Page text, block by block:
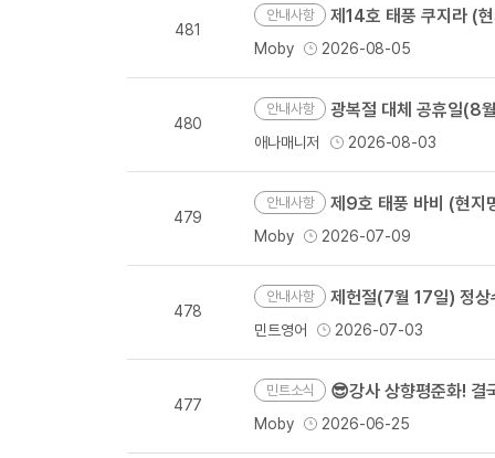
481
안내사항 제14호 태풍 쿠지라 (
Moby 2026-08-05
480
안내사항 광복절 대체 공휴일(8월
애나매니저 2026-08-03
479
안내사항 제9호 태풍 바비 (현
Moby 2026-07-09
478
안내사항 제헌절(7월 17일) 정상
민트영어 2026-07-03
477
민트소식 😎강사 상향평준화! 결
Moby 2026-06-25